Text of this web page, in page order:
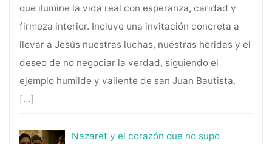
que ilumine la vida real con esperanza, caridad y
firmeza interior. Incluye una invitación concreta a
llevar a Jesús nuestras luchas, nuestras heridas y el
deseo de no negociar la verdad, siguiendo el
ejemplo humilde y valiente de san Juan Bautista.
[…]
Nazaret y el corazón que no supo